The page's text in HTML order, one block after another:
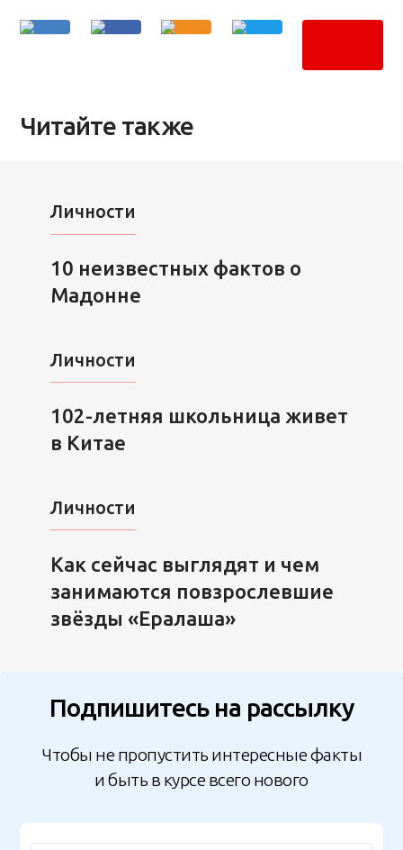
Читайте также
Личности
10 неизвестных фактов о
Мадонне
Личности
102-летняя школьница живет
в Китае
Личности
Как сейчас выглядят и чем
занимаются повзрослевшие
звёзды «Ералаша»
Подпишитесь на рассылку
Чтобы не пропустить интересные факты
и быть в курсе всего нового